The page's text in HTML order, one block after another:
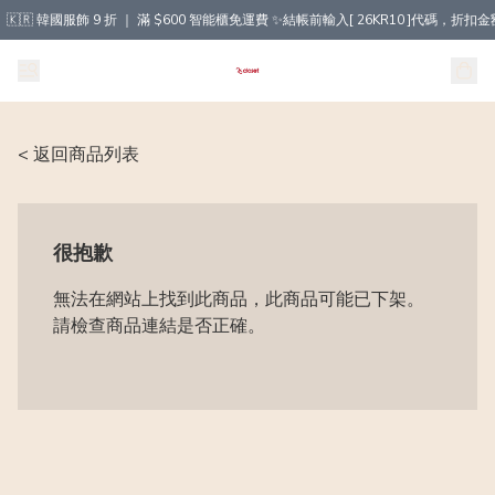
🇰🇷 韓國服飾 9 折 ｜ 滿 $600 智能櫃免運費 ✨結帳前輸入[ 26KR10 ]代碼，折扣金
< 返回商品列表
很抱歉
無法在網站上找到此商品，此商品可能已下架。
請檢查商品連結是否正確。